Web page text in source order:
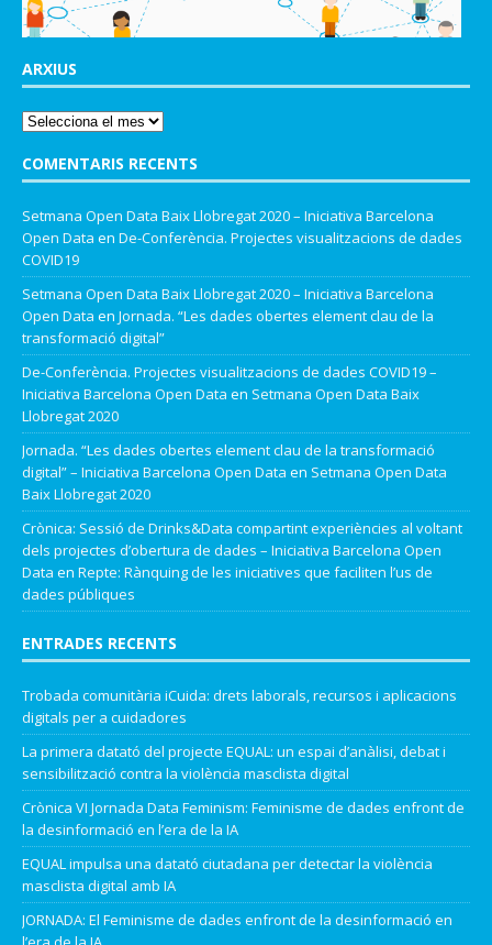
ARXIUS
COMENTARIS RECENTS
Setmana Open Data Baix Llobregat 2020 – Iniciativa Barcelona
Open Data en De-Conferència. Projectes visualitzacions de dades
COVID19
Setmana Open Data Baix Llobregat 2020 – Iniciativa Barcelona
Open Data en Jornada. “Les dades obertes element clau de la
transformació digital”
De-Conferència. Projectes visualitzacions de dades COVID19 –
Iniciativa Barcelona Open Data en Setmana Open Data Baix
Llobregat 2020
Jornada. “Les dades obertes element clau de la transformació
digital” – Iniciativa Barcelona Open Data en Setmana Open Data
Baix Llobregat 2020
Crònica: Sessió de Drinks&Data compartint experiències al voltant
dels projectes d’obertura de dades – Iniciativa Barcelona Open
Data en Repte: Rànquing de les iniciatives que faciliten l’us de
dades públiques
ENTRADES RECENTS
Trobada comunitària iCuida: drets laborals, recursos i aplicacions
digitals per a cuidadores
La primera datató del projecte EQUAL: un espai d’anàlisi, debat i
sensibilització contra la violència masclista digital
Crònica VI Jornada Data Feminism: Feminisme de dades enfront de
la desinformació en l’era de la IA
EQUAL impulsa una datató ciutadana per detectar la violència
masclista digital amb IA
JORNADA: El Feminisme de dades enfront de la desinformació en